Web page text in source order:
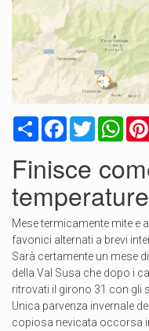
CondividiFacebook
Twitter
Finisce
Mese termicamente mite e
favonici alternati a brevi
Sarà certamente un mese
della Val Susa che dopo i
ritrovati il girono 31 con gli
Unica parvenza invernale
copiosa nevicata occorsa